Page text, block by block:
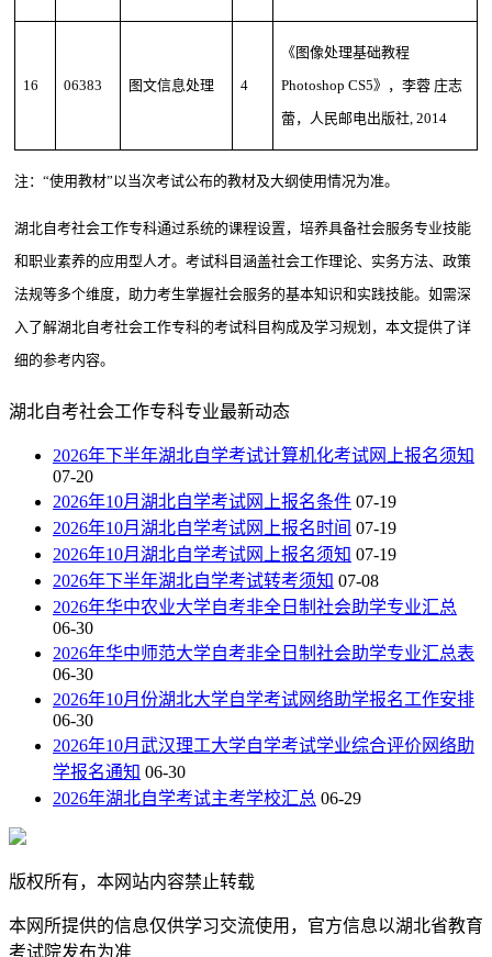
16 06383 图文信息处理 4
《图像处理基础教程
Photoshop CS5》，李蓉 庄志
蕾，人民邮电出版社, 2014
注：“使用教材”以当次考试公布的教材及大纲使用情况为准。
湖北自考社会工作专科通过系统的课程设置，培养具备社会服务专业技能
和职业素养的应用型人才。考试科目涵盖社会工作理论、实务方法、政策
法规等多个维度，助力考生掌握社会服务的基本知识和实践技能。如需深
入了解湖北自考社会工作专科的考试科目构成及学习规划，本文提供了详
细的参考内容。
湖北自考社会工作专科专业最新动态
2026年下半年湖北自学考试计算机化考试网上报名须知
07-20
2026年10月湖北自学考试网上报名条件 07-19
2026年10月湖北自学考试网上报名时间 07-19
2026年10月湖北自学考试网上报名须知 07-19
2026年下半年湖北自学考试转考须知 07-08
2026年华中农业大学自考非全日制社会助学专业汇总
06-30
2026年华中师范大学自考非全日制社会助学专业汇总表
06-30
2026年10月份湖北大学自学考试网络助学报名工作安排
06-30
2026年10月武汉理工大学自学考试学业综合评价网络助
学报名通知 06-30
2026年湖北自学考试主考学校汇总 06-29
版权所有，本网站内容禁止转载
本网所提供的信息仅供学习交流使用，官方信息以湖北省教育
考试院发布为准